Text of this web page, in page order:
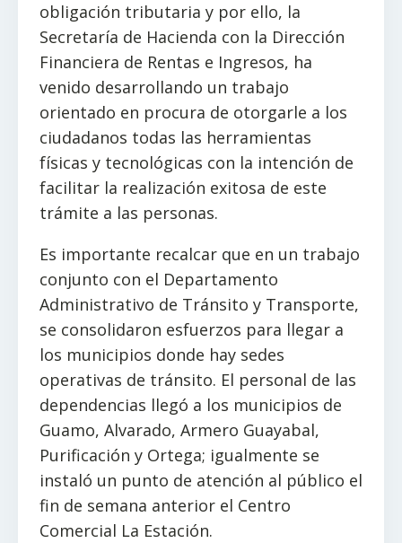
obligación tributaria y por ello, la
Secretaría de Hacienda con la Dirección
Financiera de Rentas e Ingresos, ha
venido desarrollando un trabajo
orientado en procura de otorgarle a los
ciudadanos todas las herramientas
físicas y tecnológicas con la intención de
facilitar la realización exitosa de este
trámite a las personas.
Es importante recalcar que en un trabajo
conjunto con el Departamento
Administrativo de Tránsito y Transporte,
se consolidaron esfuerzos para llegar a
los municipios donde hay sedes
operativas de tránsito. El personal de las
dependencias llegó a los municipios de
Guamo, Alvarado, Armero Guayabal,
Purificación y Ortega; igualmente se
instaló un punto de atención al público el
fin de semana anterior el Centro
Comercial La Estación.